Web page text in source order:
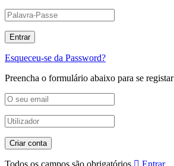
Esqueceu-se da Password?
Preencha o formulário abaixo para se registar
Todos os campos são obrigatórios Entrar